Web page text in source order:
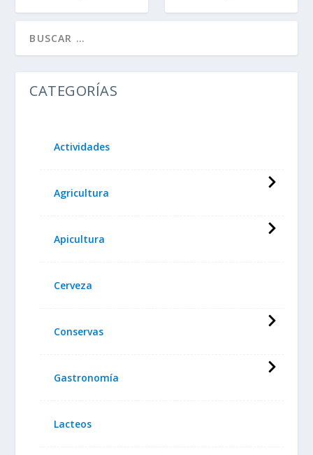
CATEGORÍAS
Actividades
Agricultura
Apicultura
Cerveza
Conservas
Gastronomía
Lacteos